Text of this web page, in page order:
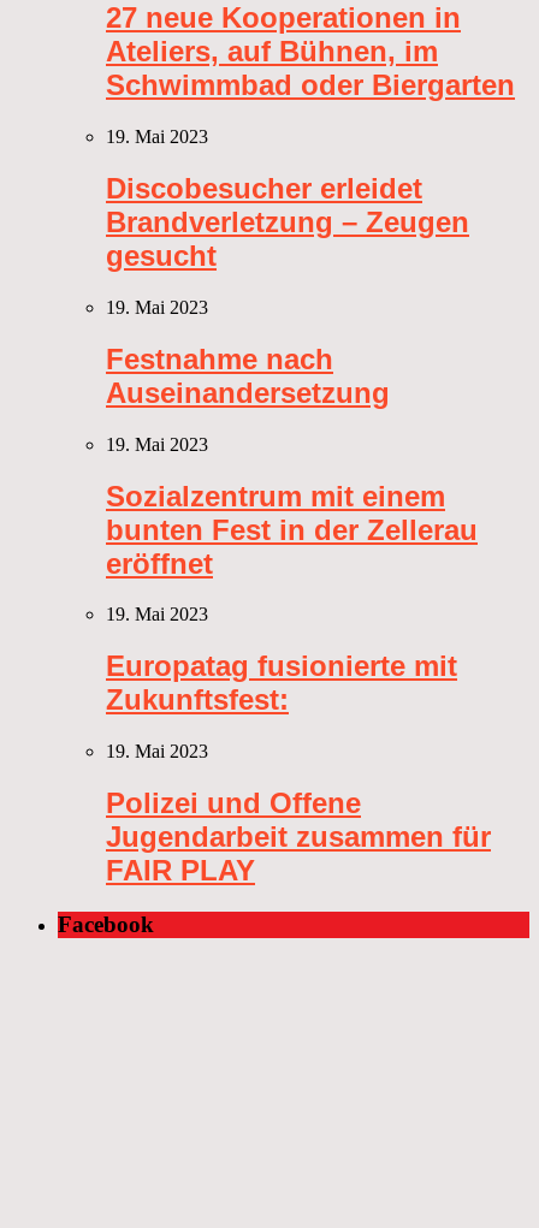
27 neue Kooperationen in
Ateliers, auf Bühnen, im
Schwimmbad oder Biergarten
19. Mai 2023
Discobesucher erleidet
Brandverletzung – Zeugen
gesucht
19. Mai 2023
Festnahme nach
Auseinandersetzung
19. Mai 2023
Sozialzentrum mit einem
bunten Fest in der Zellerau
eröffnet
19. Mai 2023
Europatag fusionierte mit
Zukunftsfest:
19. Mai 2023
Polizei und Offene
Jugendarbeit zusammen für
FAIR PLAY
Facebook